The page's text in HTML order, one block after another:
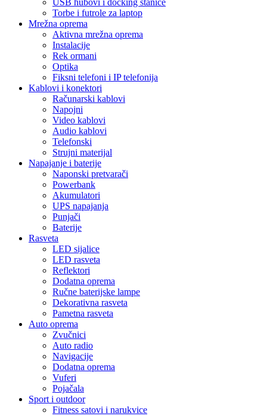
Torbe i futrole za laptop
Mrežna oprema
Aktivna mrežna oprema
Instalacije
Rek ormani
Optika
Fiksni telefoni i IP telefonija
Kablovi i konektori
Računarski kablovi
Napojni
Video kablovi
Audio kablovi
Telefonski
Strujni materijal
Napajanje i baterije
Naponski pretvarači
Powerbank
Akumulatori
UPS napajanja
Punjači
Baterije
Rasveta
LED sijalice
LED rasveta
Reflektori
Dodatna oprema
Ručne baterijske lampe
Dekorativna rasveta
Pametna rasveta
Auto oprema
Zvučnici
Auto radio
Navigacije
Dodatna oprema
Vuferi
Pojačala
Sport i outdoor
Fitness satovi i narukvice